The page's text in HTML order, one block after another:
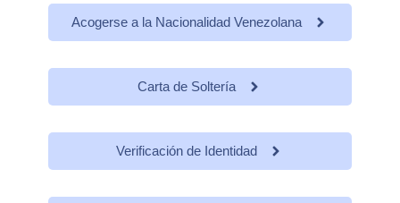
Acogerse a la Nacionalidad Venezolana
Carta de Soltería
Verificación de Identidad